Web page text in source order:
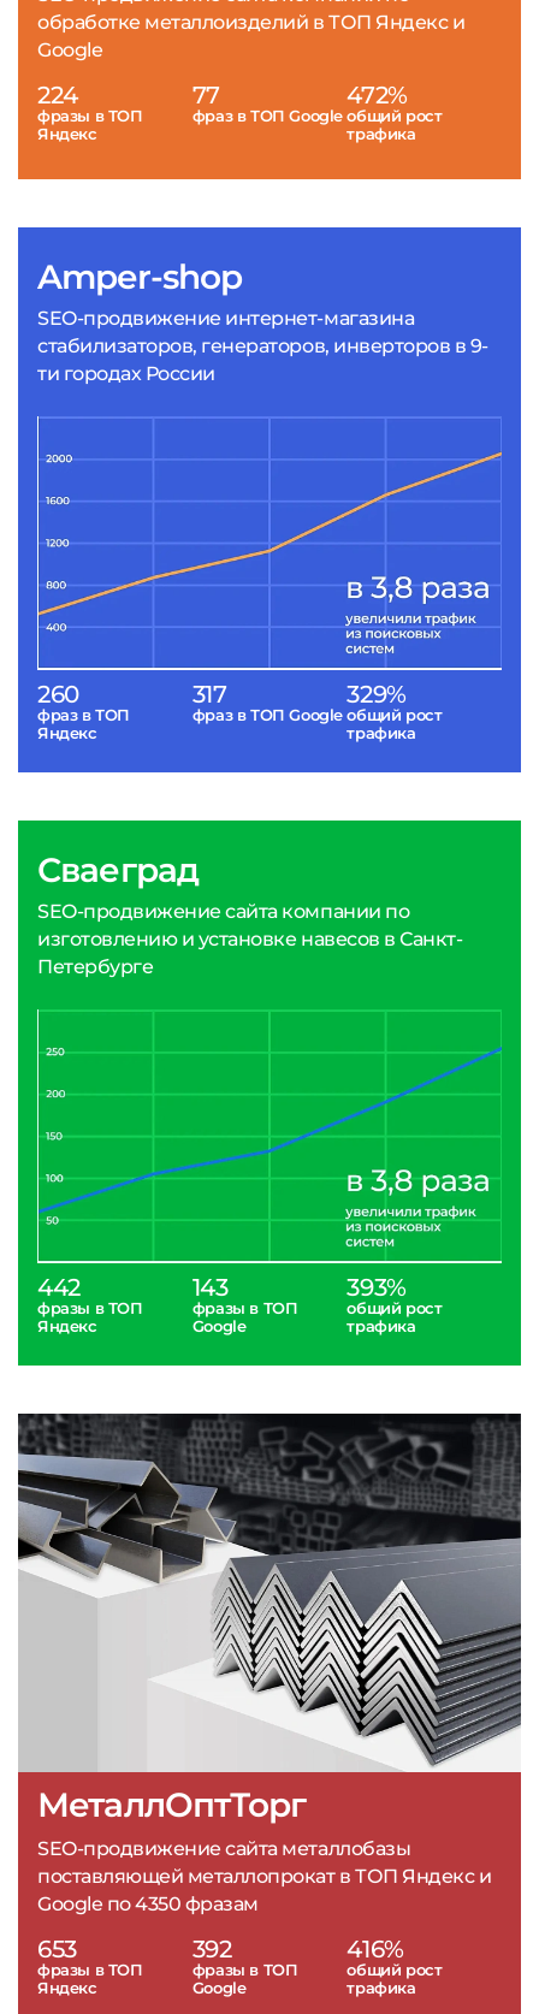
Amper-shop
SEO-продвижение интернет-магазина
стабилизаторов, генераторов, инверторов в 9-
ти городах России
260
фраз в ТОП
Яндекс
317
фраз в ТОП Google
329%
общий рост
трафика
МеталлОптТорг
SEO-продвижение сайта металлобазы
поставляющей металлопрокат в ТОП Яндекс и
Google по 4350 фразам
653
фразы в ТОП
Яндекс
392
фразы в ТОП
Google
416%
общий рост
трафика
обработке металлоизделий в ТОП Яндекс и
Google
224
фразы в ТОП
Яндекс
77
фраз в ТОП Google
472%
общий рост
трафика
Сваеград
SEO-продвижение сайта компании по
изготовлению и установке навесов в Санкт-
Петербурге
442
фразы в ТОП
Яндекс
143
фразы в ТОП
Google
393%
общий рост
трафика